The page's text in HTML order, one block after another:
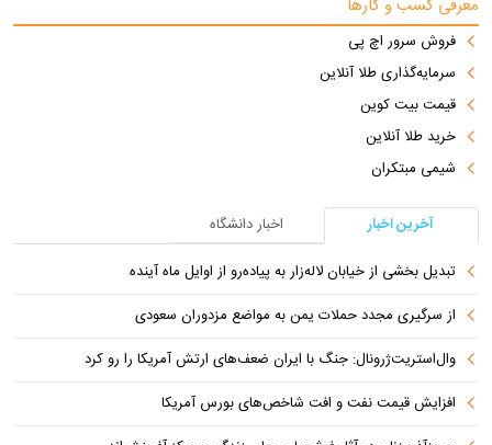
معرفی کسب و کارها
فروش سرور اچ پی
سرمایه‌گذاری طلا آنلاین
قیمت بیت کوین
خرید طلا آنلاین
شیمی مبتکران
آخرین اخبار
اخبار دانشگاه
تبدیل بخشی از خیابان لاله‌زار به پیاده‌رو از اوایل ماه آینده
از سرگیری مجدد حملات یمن به مواضع مزدوران سعودی
وال‌استریت‌ژرونال: جنگ با ایران ضعف‌های ارتش آمریکا را رو کرد
افزایش قیمت نفت و افت شاخص‌های بورس آمریکا